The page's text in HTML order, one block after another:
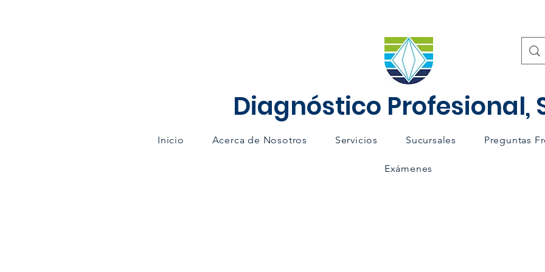
Diagnóstico Profesional,
Inicio Acerca de Nosotros Servicios Sucursales Preguntas
Exámenes